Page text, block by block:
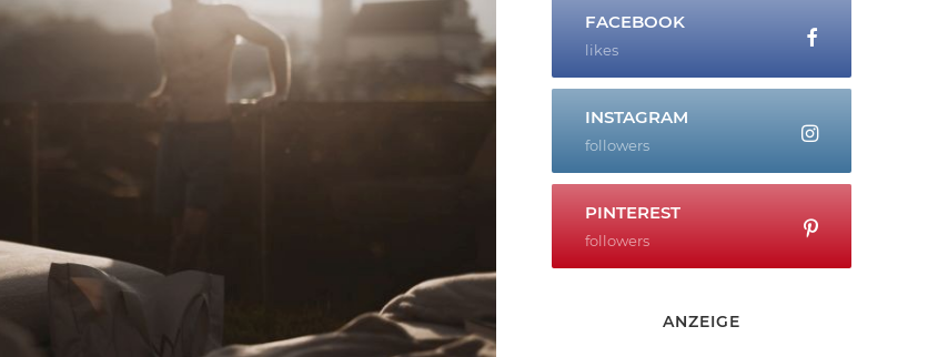
FACEBOOK
likes
INSTAGRAM
followers
PINTEREST
followers
ANZEIGE